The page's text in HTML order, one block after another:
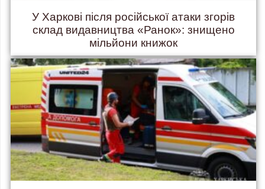
У Харкові після російської атаки згорів
склад видавництва «Ранок»: знищено
мільйони книжок